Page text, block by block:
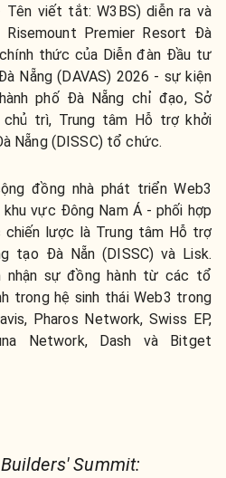
Tên viết tắt: W3BS) diễn ra và
Risemount Premier Resort Đà
thức của Diễn đàn Đầu tư
Nẵng (DAVAS) 2026 - sự kiện
phố Đà Nẵng chỉ đạo, Sở
chủ trì, Trung tâm Hỗ trợ khởi
Nẵng (DISSC) tổ chức.
đồng nhà phát triển Web3
vực Đông Nam Á - phối hợp
lược là Trung tâm Hỗ trợ
tạo Đà Nẵn (DISSC) và Lisk.
nhận sự đồng hành từ các tổ
trong hệ sinh thái Web3 trong
Pharos Network, Swiss EP,
Network, Dash và Bitget
Summit: